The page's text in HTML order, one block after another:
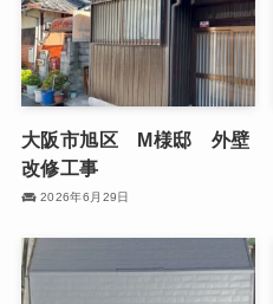
大阪市旭区 M様邸 外壁
改修工事
2026年6月29日